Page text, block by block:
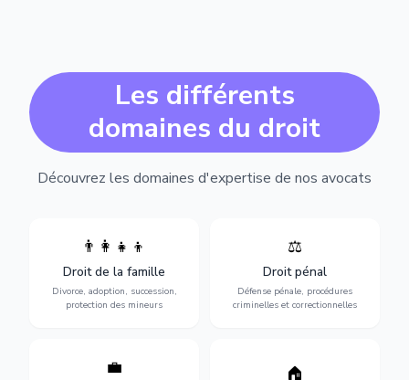
Les différents
domaines du droit
Découvrez les domaines d'expertise de nos avocats
👨‍👩‍👧‍👦
Droit de la famille
Divorce, adoption, succession,
protection des mineurs
Divorce, garde d'enfants,
adoption, succession et
protection des personnes
vulnérables.
⚖️
Droit pénal
Défense pénale, procédures
criminelles et correctionnelles
Expertise en matière pénale,
vue jusqu'au procès, pour
toute affaire correctionnelle
ou criminelle.
💼
Protection de vos droits au
🏠
Sécurisation de vos projets